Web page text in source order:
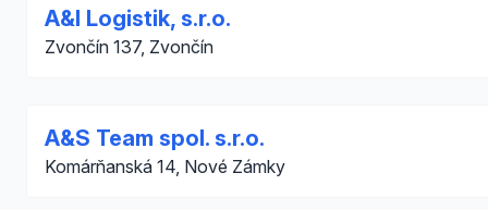
A&I Logistik, s.r.o.
Zvončín 137, Zvončín
A&S Team spol. s.r.o.
Komárňanská 14, Nové Zámky